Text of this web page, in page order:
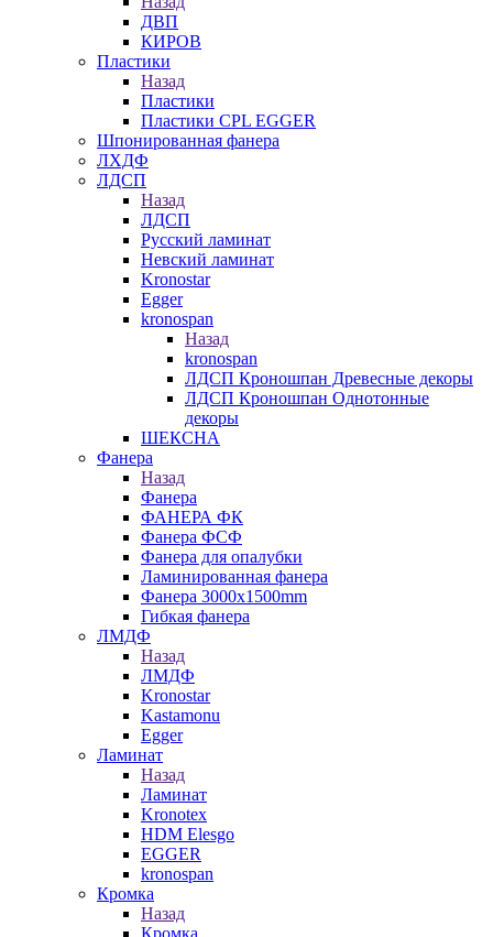
ДВП
КИРОВ
Пластики
Назад
Пластики
Пластики CPL EGGER
Шпонированная фанера
ЛХДФ
ЛДСП
Назад
ЛДСП
Русский ламинат
Невский ламинат
Kronostar
Egger
kronospan
Назад
kronospan
ЛДСП Кроношпан Древесные декоры
ЛДСП Кроношпан Однотонные
декоры
ШЕКСНА
Фанера
Назад
Фанера
ФАНЕРА ФК
Фанера ФСФ
Фанера для опалубки
Ламинированная фанера
Фанера 3000х1500mm
Гибкая фанера
ЛМДФ
Назад
ЛМДФ
Kronostar
Kastamonu
Egger
Ламинат
Назад
Ламинат
Kronotex
HDM Elesgo
EGGER
kronospan
Кромка
Назад
Кромка